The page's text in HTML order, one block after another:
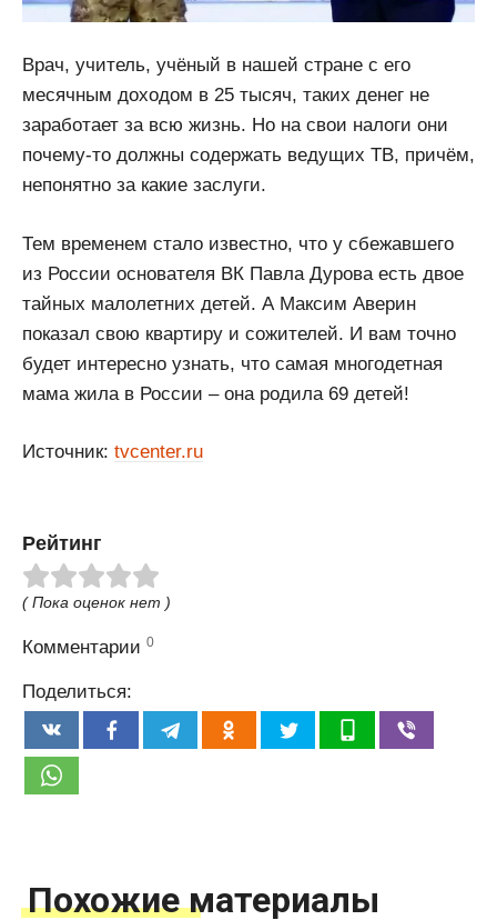
Врач, учитель, учёный в нашей стране с его
месячным доходом в 25 тысяч, таких денег не
заработает за всю жизнь. Но на свои налоги они
почему-то должны содержать ведущих ТВ, причём,
непонятно за какие заслуги.
Тем временем стало известно, что у сбежавшего
из России основателя ВК Павла Дурова есть двое
тайных малолетних детей. А Максим Аверин
показал свою квартиру и сожителей. И вам точно
будет интересно узнать, что самая многодетная
мама жила в России – она родила 69 детей!
Источник: tvcenter.ru
Рейтинг
( Пока оценок нет )
Комментарии 0
Поделиться:
Похожие материалы